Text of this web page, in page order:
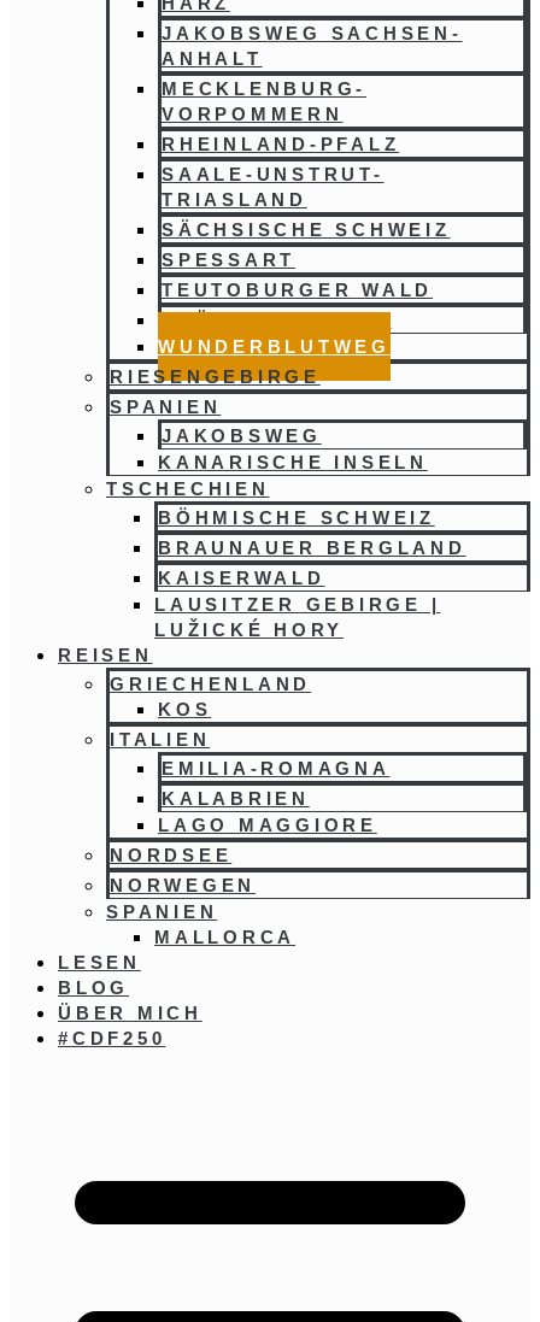
JAKOBSWEG SACHSEN-
ANHALT
MECKLENBURG-
VORPOMMERN
RHEINLAND-PFALZ
SAALE-UNSTRUT-
TRIASLAND
SÄCHSISCHE SCHWEIZ
SPESSART
TEUTOBURGER WALD
WUNDERBLUTWEG
RIESENGEBIRGE
SPANIEN
JAKOBSWEG
KANARISCHE INSELN
TSCHECHIEN
BÖHMISCHE SCHWEIZ
BRAUNAUER BERGLAND
KAISERWALD
LAUSITZER GEBIRGE |
LUŽICKÉ HORY
REISEN
GRIECHENLAND
KOS
ITALIEN
EMILIA-ROMAGNA
KALABRIEN
LAGO MAGGIORE
NORDSEE
NORWEGEN
SPANIEN
MALLORCA
LESEN
BLOG
ÜBER MICH
#CDF250